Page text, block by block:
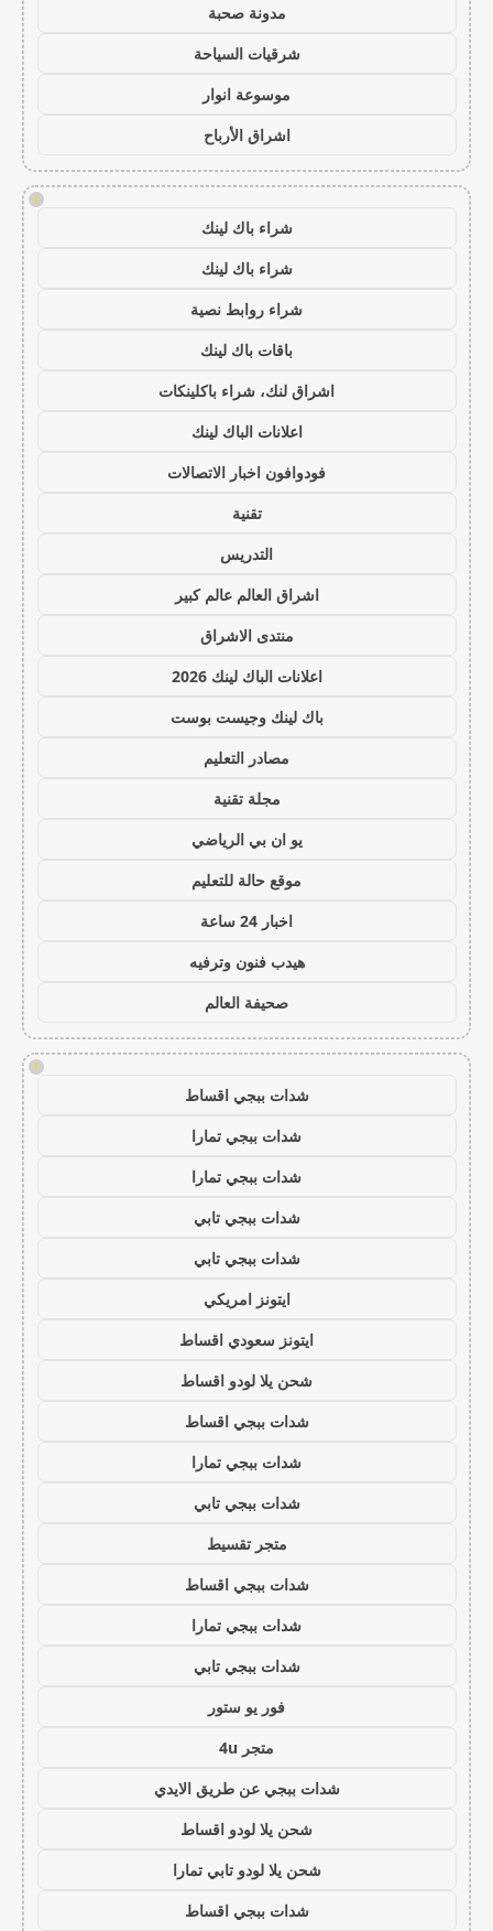
مدونة صحبة
شرقيات السياحة
موسوعة انوار
اشراق الأرباح
!
شراء باك لينك
شراء باك لينك
شراء روابط نصية
باقات باك لينك
اشراق لنك، شراء باكلينكات
اعلانات الباك لينك
فودوافون اخبار الاتصالات
تقنية
التدريس
اشراق العالم عالم كبير
منتدى الاشراق
اعلانات الباك لينك 2026
باك لينك وجيست بوست
مصادر التعليم
مجلة تقنية
يو ان بي الرياضي
موقع حالة للتعليم
اخبار 24 ساعة
هيدب فنون وترفيه
صحيفة العالم
!
شدات ببجي اقساط
شدات ببجي تمارا
شدات ببجي تمارا
شدات ببجي تابي
شدات ببجي تابي
ايتونز امريكي
ايتونز سعودي اقساط
شحن يلا لودو اقساط
شدات ببجي اقساط
شدات ببجي تمارا
شدات ببجي تابي
متجر تقسيط
شدات ببجي اقساط
شدات ببجي تمارا
شدات ببجي تابي
فور يو ستور
متجر 4u
شدات ببجي عن طريق الايدي
شحن يلا لودو اقساط
شحن يلا لودو تابي تمارا
شدات ببجي اقساط